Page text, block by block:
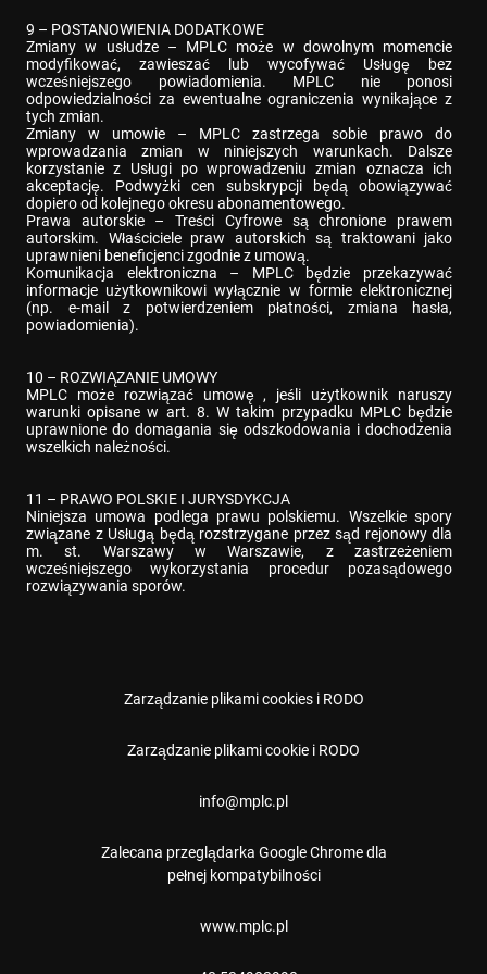
9 – POSTANOWIENIA DODATKOWE
Zmiany w usłudze – MPLC może w dowolnym momencie
modyfikować, zawieszać lub wycofywać Usługę bez
wcześniejszego powiadomienia. MPLC nie ponosi
odpowiedzialności za ewentualne ograniczenia wynikające z
tych zmian.
Zmiany w umowie – MPLC zastrzega sobie prawo do
wprowadzania zmian w niniejszych warunkach. Dalsze
korzystanie z Usługi po wprowadzeniu zmian oznacza ich
akceptację. Podwyżki cen subskrypcji będą obowiązywać
dopiero od kolejnego okresu abonamentowego.
Prawa autorskie – Treści Cyfrowe są chronione prawem
autorskim. Właściciele praw autorskich są traktowani jako
uprawnieni beneficjenci zgodnie z umową.
Komunikacja elektroniczna – MPLC będzie przekazywać
informacje użytkownikowi wyłącznie w formie elektronicznej
(np. e-mail z potwierdzeniem płatności, zmiana hasła,
powiadomienia).
10 – ROZWIĄZANIE UMOWY
MPLC może rozwiązać umowę , jeśli użytkownik naruszy
warunki opisane w art. 8. W takim przypadku MPLC będzie
uprawnione do domagania się odszkodowania i dochodzenia
wszelkich należności.
11 – PRAWO POLSKIE I JURYSDYKCJA
Niniejsza umowa podlega prawu polskiemu. Wszelkie spory
związane z Usługą będą rozstrzygane przez sąd rejonowy dla
m. st. Warszawy w Warszawie, z zastrzeżeniem
wcześniejszego wykorzystania procedur pozasądowego
rozwiązywania sporów.
Zarządzanie plikami cookies i RODO
Zarządzanie plikami cookie i RODO
⁠info@mplc.pl
Zalecana przeglądarka Google Chrome dla
pełnej kompatybilności
www.mplc.pl